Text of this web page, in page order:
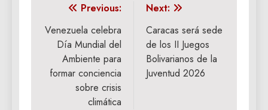
Navegación
de
entradas
Previous:
Venezuela celebra
Día Mundial del
Ambiente para
formar conciencia
sobre crisis
climática
Next:
Caracas será sede
de los II Juegos
Bolivarianos de la
Juventud 2026